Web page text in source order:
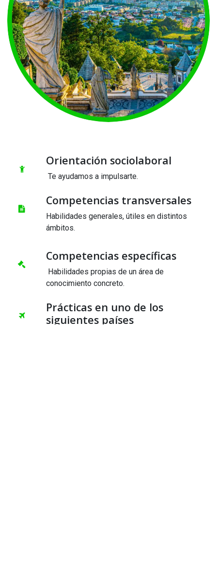
Orientación sociolaboral
Te ayudamos a impulsarte.
Competencias transversales
Habilidades generales, útiles en distintos
ámbitos.
Competencias específicas
Habilidades propias de un área de
conocimiento concreto.
Prácticas en uno de los
siguientes países